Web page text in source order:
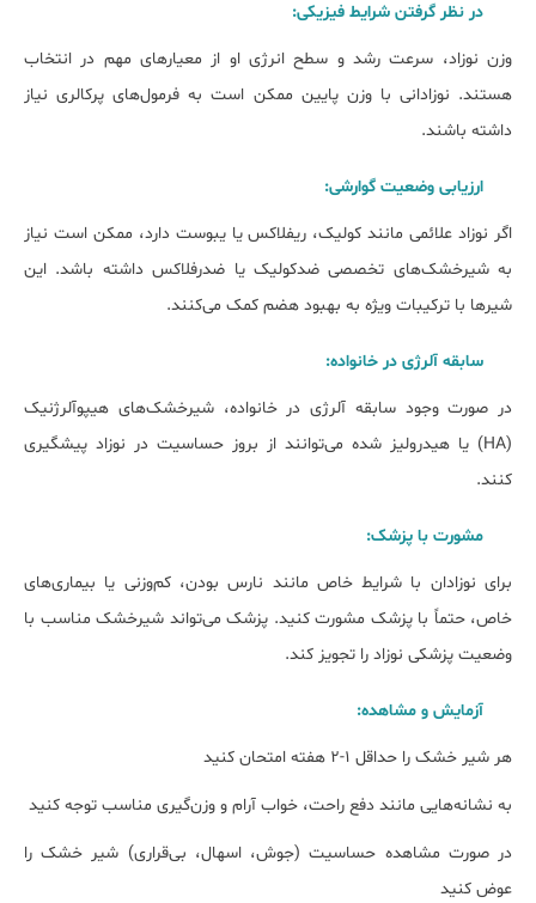
در نظر گرفتن شرایط فیزیکی:
وزن نوزاد، سرعت رشد و سطح انرژی او از معیارهای مهم در انتخاب
هستند. نوزادانی با وزن پایین ممکن است به فرمول‌های پرکالری نیاز
داشته باشند.
ارزیابی وضعیت گوارشی:
اگر نوزاد علائمی مانند کولیک، ریفلاکس یا یبوست دارد، ممکن است نیاز
به شیرخشک‌های تخصصی ضدکولیک یا ضدرفلاکس داشته باشد. این
شیرها با ترکیبات ویژه به بهبود هضم کمک می‌کنند.
سابقه آلرژی در خانواده:
در صورت وجود سابقه آلرژی در خانواده، شیرخشک‌های هیپوآلرژنیک
(HA) یا هیدرولیز شده می‌توانند از بروز حساسیت در نوزاد پیشگیری
کنند.
مشورت با پزشک:
برای نوزادان با شرایط خاص مانند نارس بودن، کم‌وزنی یا بیماری‌های
خاص، حتماً با پزشک مشورت کنید. پزشک می‌تواند شیرخشک مناسب با
وضعیت پزشکی نوزاد را تجویز کند.
آزمایش و مشاهده:
هر شیر خشک را حداقل ۱-۲ هفته امتحان کنید
به نشانه‌هایی مانند دفع راحت، خواب آرام و وزن‌گیری مناسب توجه کنید
در صورت مشاهده حساسیت (جوش، اسهال، بی‌قراری) شیر خشک را
عوض کنید